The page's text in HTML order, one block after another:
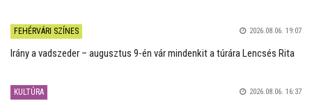
FEHÉRVÁRI SZÍNES 2026.08.06. 19:07
Irány a vadszeder – augusztus 9-én vár mindenkit a túrára Lencsés Rita
KULTÚRA 2026.08.06. 16:37